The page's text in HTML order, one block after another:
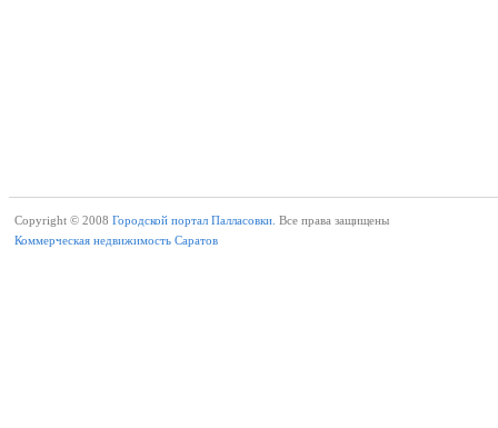
Copyright © 2008 Городской портал Палласовки. Все права защищены
Коммерческая недвижимость Саратов